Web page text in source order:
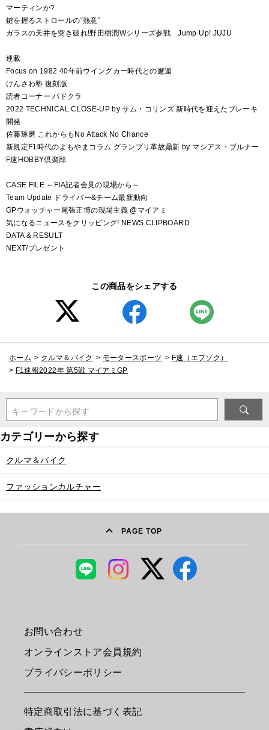
マーティンか?
鍵を握るストロールの“熱意”
ガラスの天井を突き破れ!野田樹潤Wシリーズ参戦 Jump Up! JUJU
連載
Focus on 1982 40年前ウイングカー時代との邂逅
けんさわ塾 復刻版
読者コーナー パドクラ
2022 TECHNICAL CLOSE-UP by サム・コリンズ 新時代を迎えたブレーキ
開発
佐藤琢磨 これからもNo Attack No Chance
新規定F1時代のよもやまコラム グランプリ革故鼎新 by マシアス・ブルナー
F速HOBBY倶楽部
CASE FILE ～FIA記者会見の現場から～
Team Update ドライバー&チーム最新動向
GPウォッチャー尾張正博の現場主義 @マイアミ
気になるニュースをクリッピング! NEWS CLIPBOARD
DATA & RESULT
NEXT/プレゼント
この商品をシェアする
ホーム > クルマ＆バイク > モータースポーツ > F速（エフソク）
> F1速報2022年 第5戦 マイアミGP
キーワードから探す
クルマ＆バイク
ファッションカルチャー
PAGE TOP
お問い合わせ
オンラインストア会員規約
プライバシーポリシー
特定商取引法に基づく表記